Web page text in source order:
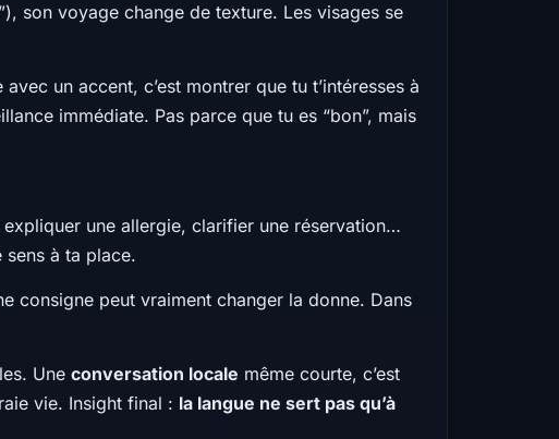
son voyage change de texture. Les visages se
un accent, c’est montrer que tu t’intéresses à
immédiate. Pas parce que tu es “bon”, mais
une allergie, clarifier une réservation…
à ta place.
consigne peut vraiment changer la donne. Dans
Une conversation locale même courte, c’est
vie. Insight final : la langue ne sert pas qu’à